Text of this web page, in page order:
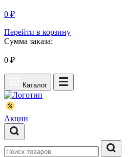
0 ₽
Перейти в корзину
Сумма заказа:
0 ₽
Каталог
Акции